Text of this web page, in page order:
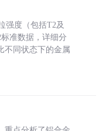
强度（包括T2及
准数据，详细分
不同状态下的金属